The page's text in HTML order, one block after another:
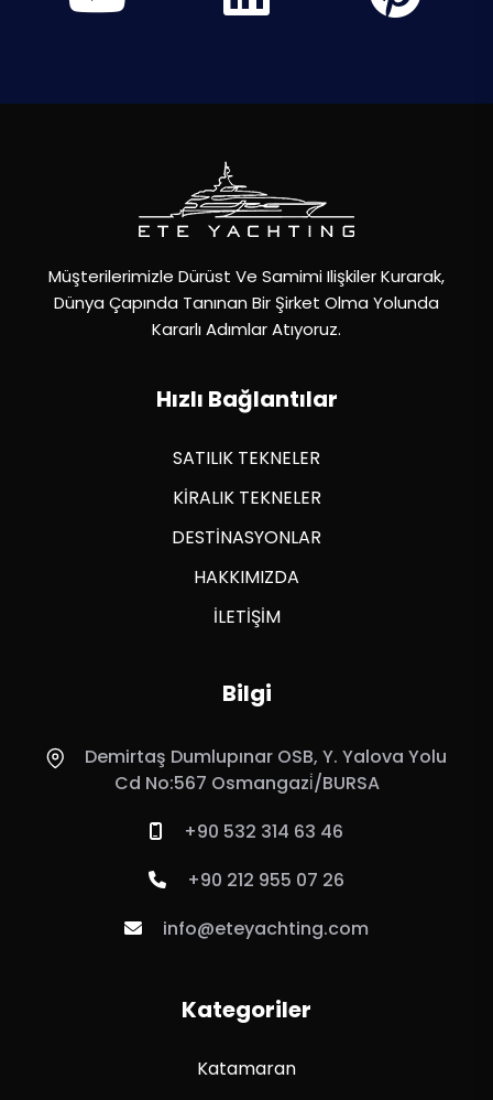
Müşterilerimizle Dürüst Ve Samimi Ilişkiler Kurarak,
Dünya Çapında Tanınan Bir Şirket Olma Yolunda
Kararlı Adımlar Atıyoruz.
Hızlı Bağlantılar
SATILIK TEKNELER
KİRALIK TEKNELER
DESTİNASYONLAR
HAKKIMIZDA
İLETİŞİM
Bilgi
Demirtaş Dumlupınar OSB, Y. Yalova Yolu
Cd No:567 Osmangazi̇/BURSA
+90 532 314 63 46
+90 212 955 07 26
info@eteyachting.com
Kategoriler
Katamaran